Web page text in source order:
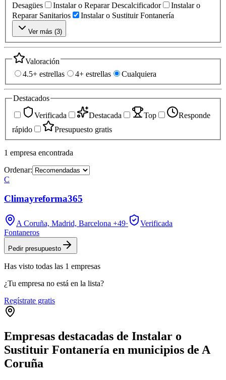
Desagües
Instalar o Reparar Descalcificador
Instalar o
Reparar Sanitarios
Instalar o Sustituir Fontanería
Ver más (3)
Valoración
4.5+ estrellas
4+ estrellas Cualquiera
Destacados
Verificada
Destacada Top
Responde
rápido
Presupuesto gratis
1 empresa encontrada
Ordenar:
C
Climayreforma365
A Coruña, Madrid, Barcelona +49·
Verificada
Fontaneros
Pedir presupuesto
Has visto todas las 1 empresas
¿Tu empresa no está en la lista?
Regístrate gratis
Empresas destacadas de Instalar o
Sustituir Fontanería en municipios de A
Coruña